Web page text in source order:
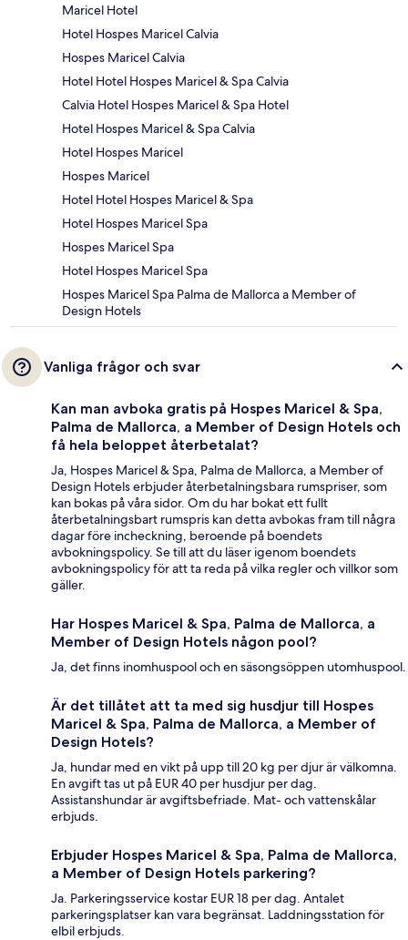
Maricel Hotel
Hotel Hospes Maricel Calvia
Hospes Maricel Calvia
Hotel Hotel Hospes Maricel & Spa Calvia
Calvia Hotel Hospes Maricel & Spa Hotel
Hotel Hospes Maricel & Spa Calvia
Hotel Hospes Maricel
Hospes Maricel
Hotel Hotel Hospes Maricel & Spa
Hotel Hospes Maricel Spa
Hospes Maricel Spa
Hotel Hospes Maricel Spa
Hospes Maricel Spa Palma de Mallorca a Member of
Design Hotels
Vanliga frågor och svar
Kan man avboka gratis på Hospes Maricel & Spa,
Palma de Mallorca, a Member of Design Hotels och
få hela beloppet återbetalat?
Ja, Hospes Maricel & Spa, Palma de Mallorca, a Member of
Design Hotels erbjuder återbetalningsbara rumspriser, som
kan bokas på våra sidor. Om du har bokat ett fullt
återbetalningsbart rumspris kan detta avbokas fram till några
dagar före incheckning, beroende på boendets
avbokningspolicy. Se till att du läser igenom boendets
avbokningspolicy för att ta reda på vilka regler och villkor som
gäller.
Har Hospes Maricel & Spa, Palma de Mallorca, a
Member of Design Hotels någon pool?
Ja, det finns inomhuspool och en säsongsöppen utomhuspool.
Är det tillåtet att ta med sig husdjur till Hospes
Maricel & Spa, Palma de Mallorca, a Member of
Design Hotels?
Ja, hundar med en vikt på upp till 20 kg per djur är välkomna.
En avgift tas ut på EUR 40 per husdjur per dag.
Assistanshundar är avgiftsbefriade. Mat- och vattenskålar
erbjuds.
Erbjuder Hospes Maricel & Spa, Palma de Mallorca,
a Member of Design Hotels parkering?
Ja. Parkeringsservice kostar EUR 18 per dag. Antalet
parkeringsplatser kan vara begränsat. Laddningsstation för
elbil erbjuds.